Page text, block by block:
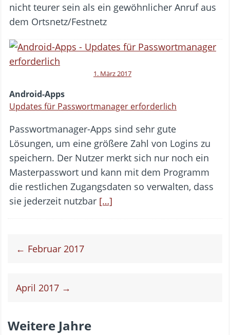
nicht teurer sein als ein gewöhnlicher Anruf aus
dem Ortsnetz/Festnetz
1. März 2017
Android-Apps
Updates für Passwortmanager erforderlich
Passwortmanager-Apps sind sehr gute
Lösungen, um eine größere Zahl von Logins zu
speichern. Der Nutzer merkt sich nur noch ein
Masterpasswort und kann mit dem Programm
die restlichen Zugangsdaten so verwalten, dass
sie jederzeit nutzbar […]
← Februar 2017
April 2017 →
Weitere Jahre